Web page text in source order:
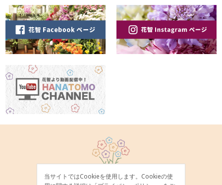
当サイトではCookieを使用します。Cookieの使